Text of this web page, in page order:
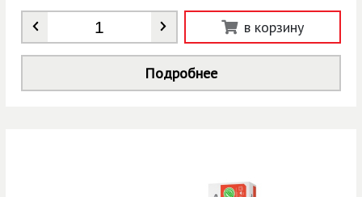
Количество в корзину
Подробнее